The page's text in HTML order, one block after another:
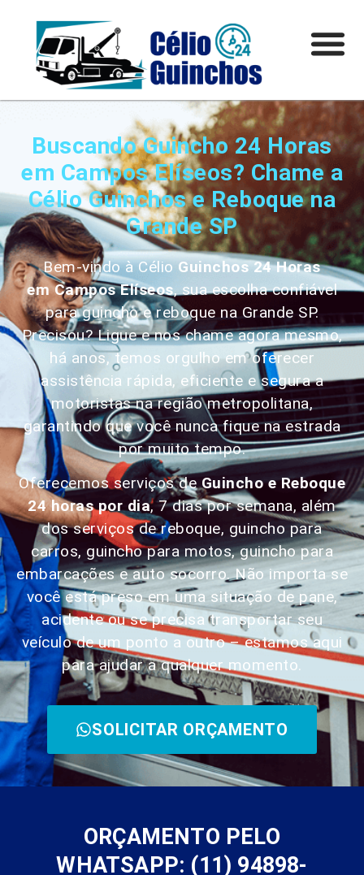
Buscando Guincho 24 Horas
em Campos Elíseos? Chame a
Célio Guinchos e Reboque na
Grande SP
Bem-vindo à CélioGuinchos 24 Horas
emCampos Elíseos, sua escolha confiável
para guincho e reboque na Grande SP.
Precisou? Ligue e nos chame agora mesmo,
há anos, temos orgulho em oferecer
assistência rápida, eficiente e segura a
motoristas na região metropolitana,
garantindo que você nunca fique na estrada
por muito tempo.
Oferecemos serviços deGuincho e Reboque
24 horas por dia, 7 dias por semana, além
dos serviços de reboque, guincho para
carros, guincho para motos, guincho para
embarcações e auto socorro. Não importa se
você está preso em uma situação de pane,
acidente ou se precisa transportar seu
veículo de um ponto a outro – estamos aqui
para ajudar a qualquer momento.
SOLICITAR ORÇAMENTO
ORÇAMENTO PELO
WHATSAPP: (11) 94898-